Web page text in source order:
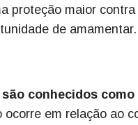
proteção maior
de amamentar.
conhecidos
ocorre em relação ao